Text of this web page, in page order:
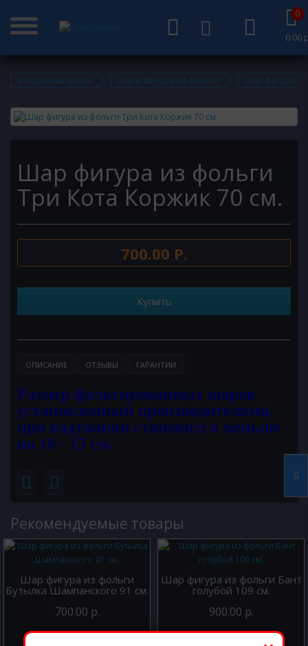
0
0.00
воздушные шары шары фигуры из фольги шар фигура из
Шар фигура из фольги
Три Кота Коржик 70 см.
700.00 Р.
Купить
ОПИСАНИЕ ОТЗЫВЫ ГАРАНТИИ
Размер фольгированных шаров
установленный производителями,
при надувании становится меньше
на 10 - 15 см.
Рекомендуемые товары
Шар фигура из фольги
Бутылка Шампанского 91 см.
700.00 р.
Шар фигура из фольги Бант
голубой 109 см.
900.00 р.